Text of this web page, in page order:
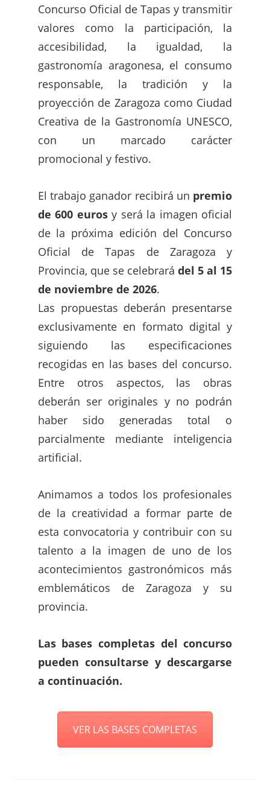
Concurso Oficial de Tapas y transmitir
valores como la participación, la
accesibilidad, la igualdad, la
gastronomía aragonesa, el consumo
responsable, la tradición y la
proyección de Zaragoza como Ciudad
Creativa de la Gastronomía UNESCO,
con un marcado carácter
promocional y festivo.
El trabajo ganador recibirá un premio
de 600 eurosy será la imagen oficial
de la próxima edición del Concurso
Oficial de Tapas de Zaragoza y
Provincia, que se celebrarádel 5 al 15
de noviembre de 2026.
Las propuestas deberán presentarse
exclusivamente en formato digital y
siguiendo las especificaciones
recogidas en las bases del concurso.
Entre otros aspectos, las obras
deberán ser originales y no podrán
haber sido generadas total o
parcialmente mediante inteligencia
artificial.
Animamos a todos los profesionales
de la creatividad a formar parte de
esta convocatoria y contribuir con su
talento a la imagen de uno de los
acontecimientos gastronómicos más
emblemáticos de Zaragoza y su
provincia.
Las bases completas del concurso
pueden consultarse y descargarse
a continuación.
VER LAS BASES COMPLETAS